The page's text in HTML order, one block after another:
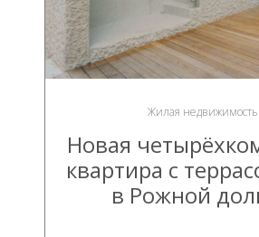
Жилая недвижимость
Новая
квартира с
в Рожной